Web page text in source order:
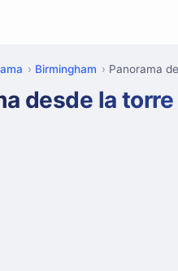
Birmingham Panorama
desde la